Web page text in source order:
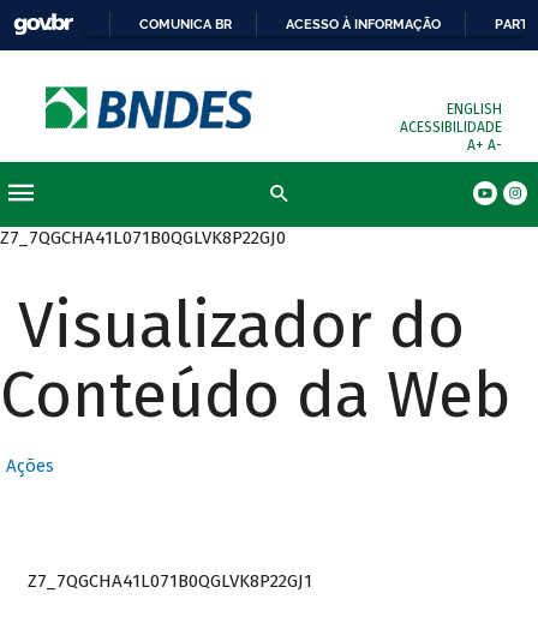
COMUNICA BR ACESSO À INFORMAÇÃO
ENGLISH
ACESSIBILIDADE
A+ A-
Z7_7QGCHA41L071B0QGLVK8P22GJ0
Visualizador do
Conteúdo da Web
Ações
Z7_7QGCHA41L071B0QGLVK8P22GJ1